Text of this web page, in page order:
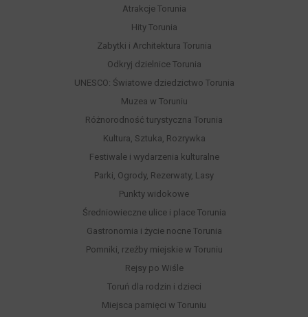
Atrakcje Torunia
Hity Torunia
Zabytki i Architektura Torunia
Odkryj dzielnice Torunia
UNESCO: Światowe dziedzictwo Torunia
Muzea w Toruniu
Różnorodność turystyczna Torunia
Kultura, Sztuka, Rozrywka
Festiwale i wydarzenia kulturalne
Parki, Ogrody, Rezerwaty, Lasy
Punkty widokowe
Średniowieczne ulice i place Torunia
Gastronomia i życie nocne Torunia
Pomniki, rzeźby miejskie w Toruniu
Rejsy po Wiśle
Toruń dla rodzin i dzieci
Miejsca pamięci w Toruniu